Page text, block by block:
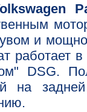
и
работает в
DSG.
на